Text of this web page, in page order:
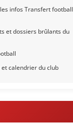
infos Transfert football
et dossiers brûlants du
calendrier du club